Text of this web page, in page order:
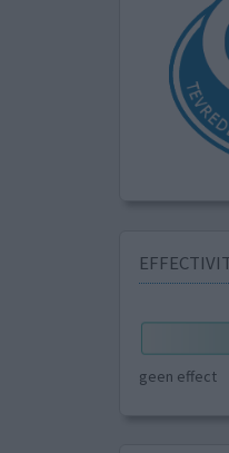
geen effect